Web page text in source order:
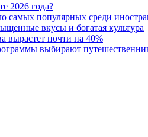
2026 года?
самых популярных среди
вкусы и богатая культура
вырастет почти на 40%
выбирают